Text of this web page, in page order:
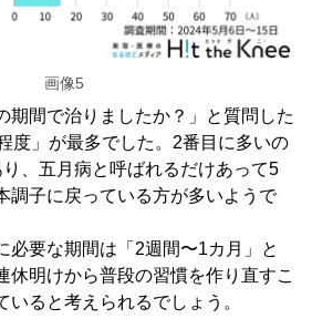
画像5
期間で治りましたか？」と質問した
度」が最多でした。2番目に多いの
、五月病と呼ばれるだけあって5
調子に戻っている方が多いようで
必要な期間は「2週間〜1カ月」と
休明けから普段の習慣を作り直すこ
いると考えられるでしょう。